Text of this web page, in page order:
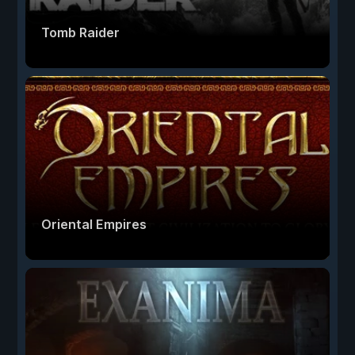
Tomb Raider
Oriental Empires